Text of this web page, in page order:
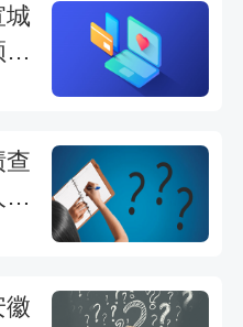
城
查
徽